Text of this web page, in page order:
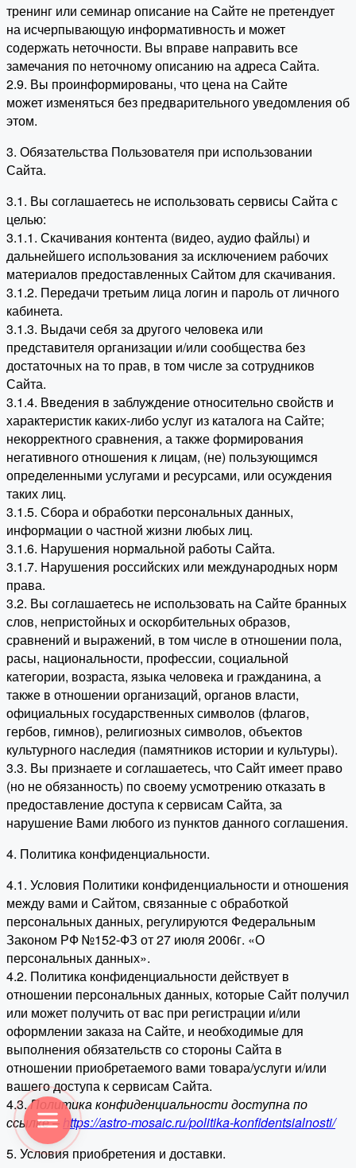
тренинг или семинар описание на Сайте не претендует
на исчерпывающую информативность и может
содержать неточности. Вы вправе направить все
замечания по неточному описанию на адреса Сайта.
2.9. Вы проинформированы, что цена на Сайте
может изменяться без предварительного уведомления об
этом.
3. Обязательства Пользователя при использовании
Сайта.
3.1. Вы соглашаетесь не использовать сервисы Сайта с
целью:
3.1.1. Скачивания контента (видео, аудио файлы) и
дальнейшего использования за исключением рабочих
материалов предоставленных Сайтом для скачивания.
3.1.2. Передачи третьим лица логин и пароль от личного
кабинета.
3.1.3. Выдачи себя за другого человека или
представителя организации и/или сообщества без
достаточных на то прав, в том числе за сотрудников
Сайта.
3.1.4. Введения в заблуждение относительно свойств и
характеристик каких-либо услуг из каталога на Сайте;
некорректного сравнения, а также формирования
негативного отношения к лицам, (не) пользующимся
определенными услугами и ресурсами, или осуждения
таких лиц.
3.1.5. Сбора и обработки персональных данных,
информации о частной жизни любых лиц.
3.1.6. Нарушения нормальной работы Сайта.
3.1.7. Нарушения российских или международных норм
права.
3.2. Вы соглашаетесь не использовать на Сайте бранных
слов, непристойных и оскорбительных образов,
сравнений и выражений, в том числе в отношении пола,
расы, национальности, профессии, социальной
категории, возраста, языка человека и гражданина, а
также в отношении организаций, органов власти,
официальных государственных символов (флагов,
гербов, гимнов), религиозных символов, объектов
культурного наследия (памятников истории и культуры).
3.3. Вы признаете и соглашаетесь, что Сайт имеет право
(но не обязанность) по своему усмотрению отказать в
предоставление доступа к сервисам Сайта, за
нарушение Вами любого из пунктов данного соглашения.
4. Политика конфиденциальности.
4.1. Условия Политики конфиденциальности и отношения
между вами и Сайтом, связанные с обработкой
персональных данных, регулируются Федеральным
Законом РФ №152-ФЗ от 27 июля 2006г. «О
персональных данных».
4.2. Политика конфиденциальности действует в
отношении персональных данных, которые Сайт получил
или может получить от вас при регистрации и/или
оформлении заказа на Сайте, и необходимые для
выполнения обязательств со стороны Сайта в
отношении приобретаемого вами товара/услуги и/или
вашего доступа к сервисам Сайта.
4.3.Политика конфиденциальности доступна по
ссылке – https://astro-mosaic.ru/politika-konfidentsialnosti/
5. Условия приобретения и доставки.